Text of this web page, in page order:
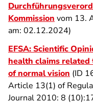
Kommission vom 13.
am: 02.12.2024)
EFSA: Scientific
health claims related
of normal vision (ID
Article 13(1) of
Journal 2010: 8